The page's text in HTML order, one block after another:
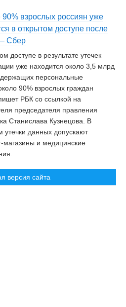
взрослых россиян уже
в открытом доступе после
Сбер
доступе в результате утечек
уже находится около 3,5 млрд
персональные
90% взрослых граждан
РБК со ссылкой на
председателя правления
Станислава Кузнецова. В
утечки данных допускают
магазины и медицинские
версия сайта